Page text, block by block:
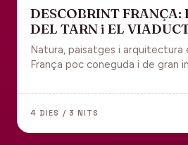
DESCOBRINT FRANÇA:
DEL TARN i EL
Natura, paisatges i arquitectura
França poc coneguda i de gran
de Millau.
4 DIES / 3 NITS